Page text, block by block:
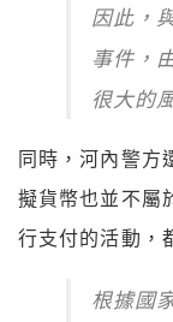
因此，
事件，
很大的
同時，河內警方
擬貨幣也並不屬
行支付的活動，
根據國